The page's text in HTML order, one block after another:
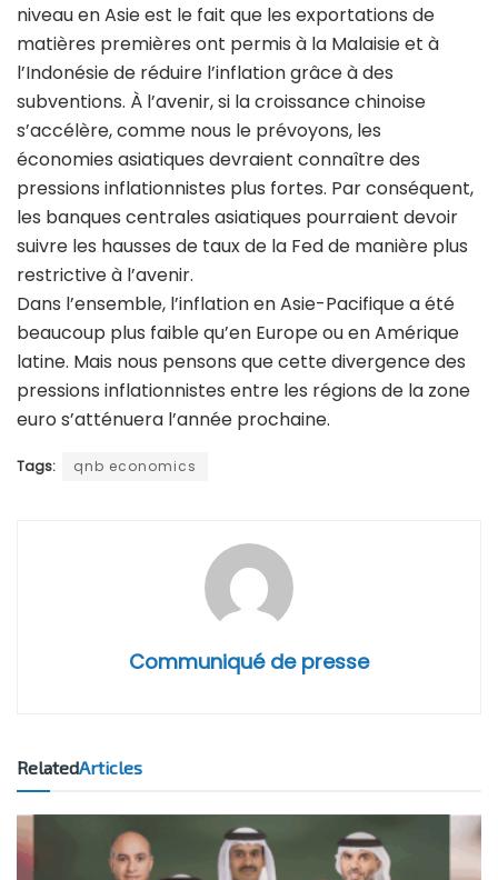
niveau en Asie est le fait que les exportations de
matières premières ont permis à la Malaisie et à
l’Indonésie de réduire l’inflation grâce à des
subventions. À l’avenir, si la croissance chinoise
s’accélère, comme nous le prévoyons, les
économies asiatiques devraient connaître des
pressions inflationnistes plus fortes. Par conséquent,
les banques centrales asiatiques pourraient devoir
suivre les hausses de taux de la Fed de manière plus
restrictive à l’avenir.
Dans l’ensemble, l’inflation en Asie-Pacifique a été
beaucoup plus faible qu’en Europe ou en Amérique
latine. Mais nous pensons que cette divergence des
pressions inflationnistes entre les régions de la zone
euro s’atténuera l’année prochaine.
Tags: qnb economics
Communiqué de presse
RelatedArticles